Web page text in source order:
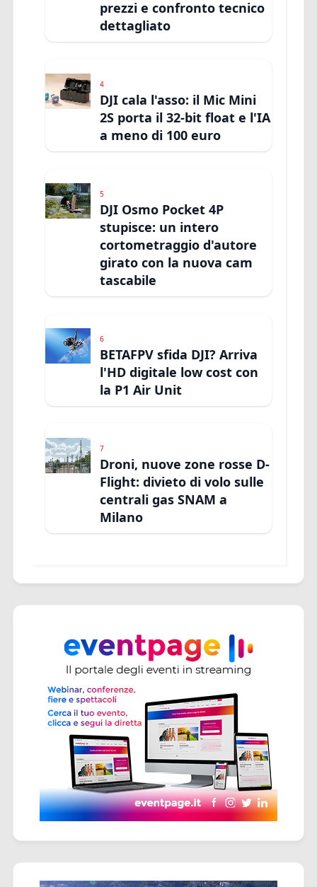
prezzi e confronto tecnico
dettagliato
4
DJI cala l'asso: il Mic Mini
2S porta il 32-bit float e l'IA
a meno di 100 euro
5
DJI Osmo Pocket 4P
stupisce: un intero
cortometraggio d'autore
girato con la nuova cam
tascabile
6
BETAFPV sfida DJI? Arriva
l'HD digitale low cost con
la P1 Air Unit
7
Droni, nuove zone rosse D-
Flight: divieto di volo sulle
centrali gas SNAM a
Milano